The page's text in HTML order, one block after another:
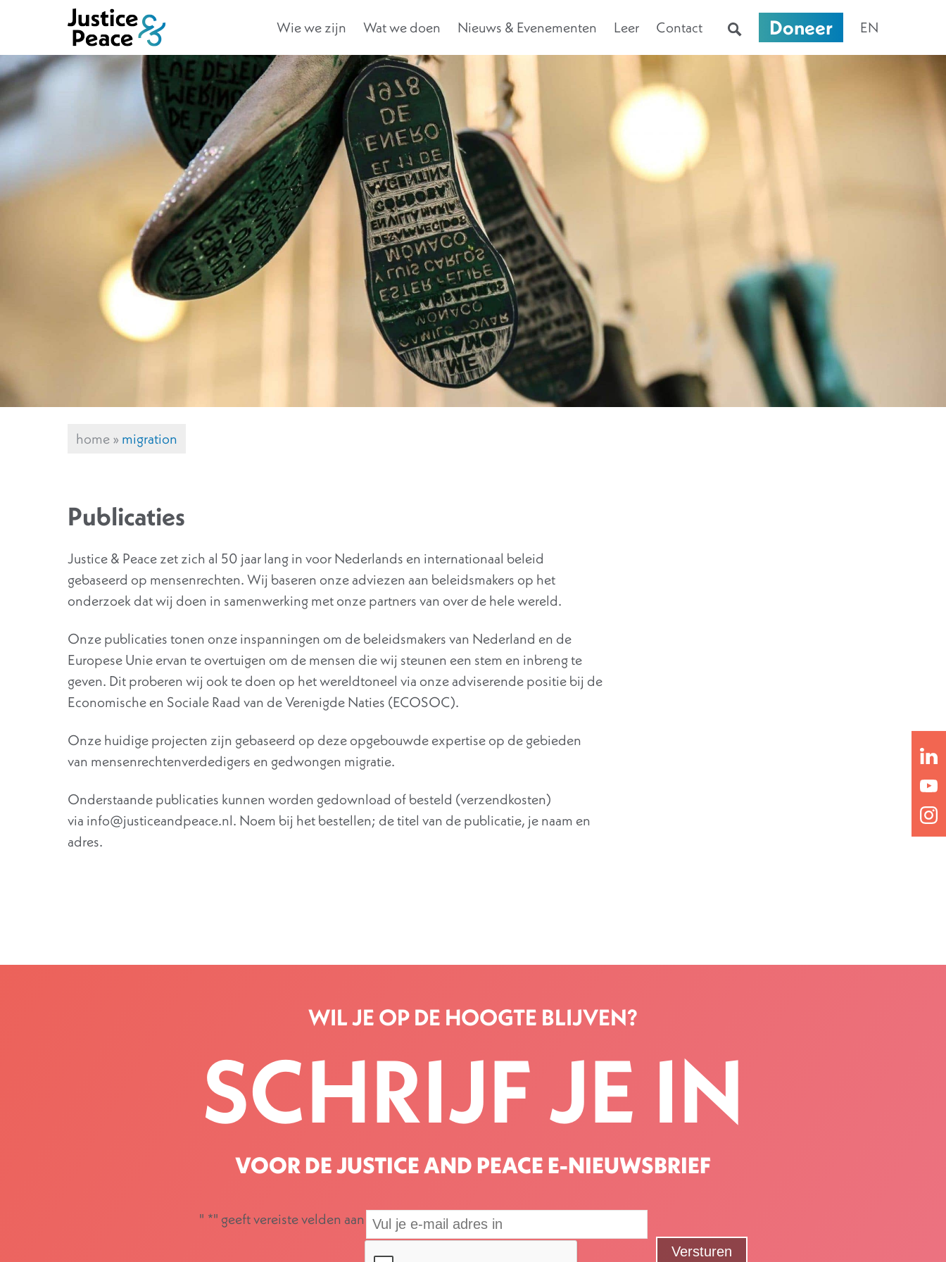
Wie we zijn Wat we doen Nieuws & Evenementen Leer Contact Doneer EN
home»migration
Publicaties
Justice & Peace zet zich al 50 jaar lang in voor Nederlands en internationaal beleid
gebaseerd op mensenrechten. Wij baseren onze adviezen aan beleidsmakers op het
onderzoek dat wij doen in samenwerking met onze partners van over de hele wereld.
Onze publicaties tonen onze inspanningen om de beleidsmakers van Nederland en de
Europese Unie ervan te overtuigen om de mensen die wij steunen een stem en inbreng te
geven. Dit proberen wij ook te doen op het wereldtoneel via onze adviserende positie bij de
Economische en Sociale Raad van de Verenigde Naties (ECOSOC).
Onze huidige projecten zijn gebaseerd op deze opgebouwde expertise op de gebieden
van mensenrechtenverdedigers en gedwongen migratie.
Onderstaande publicaties kunnen worden gedownload of besteld (verzendkosten)
via info@justiceandpeace.nl. Noem bij het bestellen; de titel van de publicatie, je naam en
adres.
WIL JE OP DE HOOGTE BLIJVEN?
SCHRIJF JE IN
VOOR DE JUSTICE AND PEACE E-NIEUWSBRIEF
" *" geeft vereiste velden aan